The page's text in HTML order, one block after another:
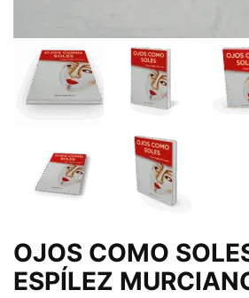
OJOS COMO
ESPÍLEZ